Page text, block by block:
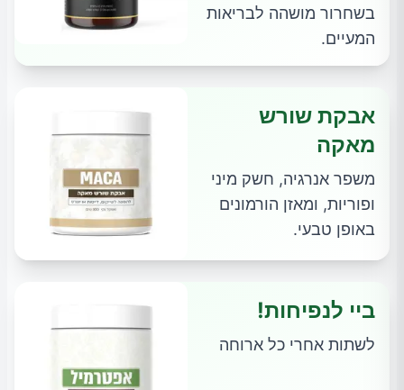
בשחרור מושהה לבריאות
המעיים.
אבקת שורש
מאקה
משפר אנרגיה, חשק מיני
ופוריות, ומאזן הורמונים
באופן טבעי.
ביי לנפיחות!
לשתות אחרי כל ארוחה